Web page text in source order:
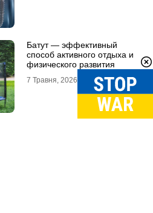
Батут — эффективный
способ активного отдыха и
физического развития
7 Травня, 2026